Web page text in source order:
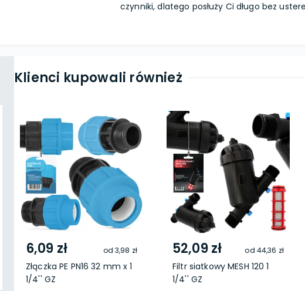
czynniki, dlatego posłuży Ci długo bez
Klienci kupowali również
6,09 zł od3,98 zł
Złączka PE PN16 32 mm x 1
1/4'' GZ
52,09 zł od 44,36 zł
Filtr siatkowy MESH 120 1
1/4'' GZ